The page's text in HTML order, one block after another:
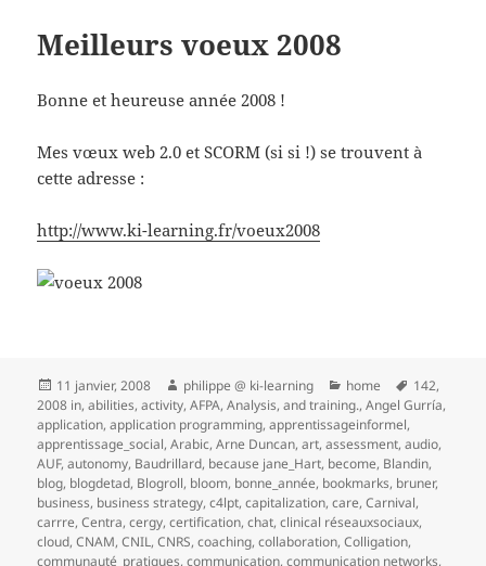
Meilleurs voeux 2008
Bonne et heureuse année 2008 !
Mes vœux web 2.0 et SCORM (si si !) se trouvent à
cette adresse :
http://www.ki-learning.fr/voeux2008
Publié
le
11 janvier, 2008 Auteur
philippe @ ki-learning Catégories
home
Mots-
clés
142,
2008 in,abilities,activity,AFPA,Analysis,and training.,Angel Gurría,
application,application programming,apprentissageinformel,
apprentissage_social,Arabic,Arne Duncan,art,assessment,audio,
AUF,autonomy, Baudrillard, because jane_Hart, become, Blandin,
blog, blogdetad, Blogroll, bloom, bonne_année, bookmarks, bruner,
business, business strategy,c4lpt,capitalization,care,Carnival,
carrre,Centra,cergy,certification,chat,clinical réseauxsociaux,
cloud,CNAM,CNIL,CNRS,coaching,collaboration,Colligation,
communauté_pratiques,communication,communication networks,